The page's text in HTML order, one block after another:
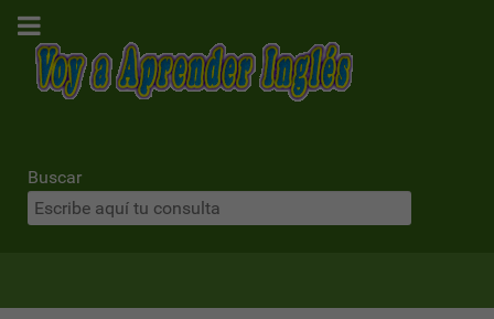
Buscar